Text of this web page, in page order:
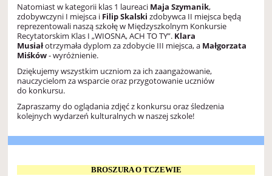
Natomiast w kategorii klas 1 laureaci Maja Szymanik,
zdobywczyni I miejsca i Filip Skalski zdobywca II miejsca będą
reprezentowali naszą szkołę w Międzyszkolnym Konkursie
Recytatorskim Klas I „WIOSNA, ACH TO TY”. Klara
Musiałotrzymała dyplom za zdobycie III miejsca, a Małgorzata
Miśków- wyróżnienie.
Dziękujemy wszystkim uczniom za ich zaangażowanie,
nauczycielom za wsparcie oraz przygotowanie uczniów
do konkursu.
Zapraszamy do oglądania zdjęć z konkursu oraz śledzenia
kolejnych wydarzeń kulturalnych w naszej szkole!
BROSZURA O TCZEWIE